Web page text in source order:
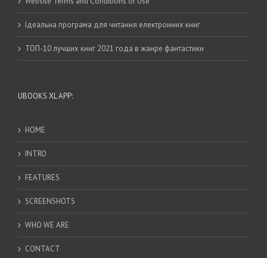
Ідеальна програма для читання електронних книг
ТОП-10 лучших книг 2021 года в жанре фантастики
UBOOKS XL APP:
HOME
INTRO
FEATURES
SCREENSHOTS
WHO WE ARE
CONTACT